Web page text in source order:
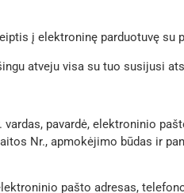
į elektroninę parduotuvę su
atveju visa su tuo susijusi
pavardė, elektroninio
Nr., apmokėjimo būdas ir
pašto adresas,